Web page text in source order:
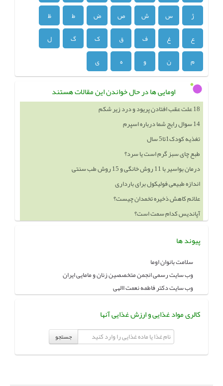
ژ
س ش ص ض ط
ظ
ع
غ ف ق ک گ
ل
م
ن و ه ی
اومایی ها در حال خواندن این مقالات هستند
18 علت عقب افتادن پریود و درد زیر شکم
14 سوال رایج شما درباره اسپرم
تغذیه کودک1تا5 سال
طبع چای سبز گرم است یا سرد؟
درمان بواسیر با 11 روش خانگی و 15 روش طب سنتی
اندازه طبیعی فولیکول برای بارداری
علائم کاهش ذخیره تخمدان چیست؟
آپاندیس کدام سمت است؟
پیوند ها
سلامت بانوان اوما
وب سایت رسمی انجمن متخصصین زنان و مامایی ایران
وب سایت دکتر فاطمه نعمت االهی
کالری مواد غذایی و ارزش غذایی آنها
جستجو